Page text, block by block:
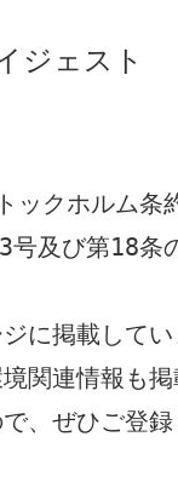
ジェスト
ックホルム
号及び第18
に掲載して
関連情報も
、ぜひご登